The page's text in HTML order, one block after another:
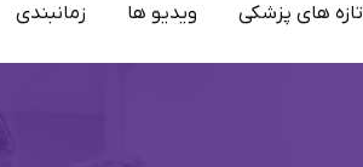
تازه های پزشکی ویدیو ها زمانبندی